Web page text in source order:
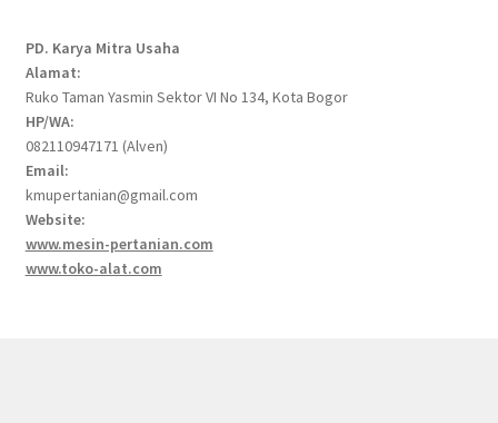
PD. Karya Mitra Usaha
Alamat:
Ruko Taman Yasmin Sektor VI No 134, Kota Bogor
HP/WA:
082110947171 (Alven)
Email:
kmupertanian@gmail.com
Website:
www.mesin-pertanian.com
www.toko-alat.com